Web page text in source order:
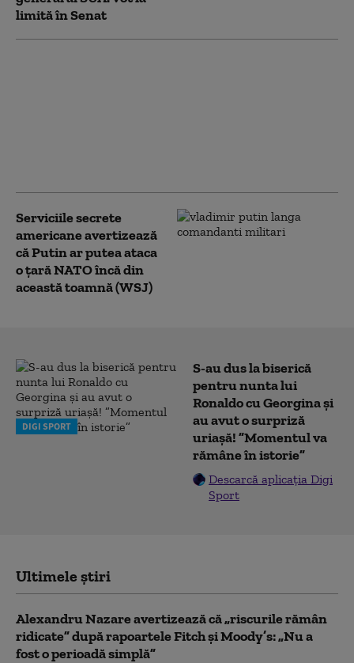
limită în Senat
Serviciile secrete
americane avertizează
că Putin ar putea ataca
o țară NATO încă din
această toamnă (WSJ)
DIGI SPORT
S-au dus la biserică
pentru nunta lui
Ronaldo cu Georgina și
au avut o surpriză
uriașă! ”Momentul va
rămâne în istorie”
Descarcă aplicația Digi
Sport
Ultimele știri
Alexandru Nazare avertizează că „riscurile rămân
ridicate” după rapoartele Fitch și Moody’s: „Nu a
fost o perioadă simplă”